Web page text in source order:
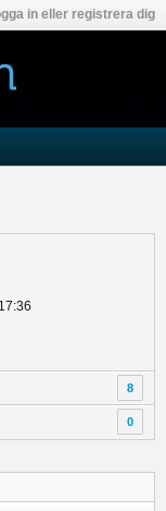
in eller registrera dig
8
0